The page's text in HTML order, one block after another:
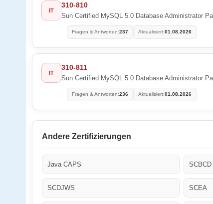
IT
310-810
Sun Certified MySQL 5.0 Database Administrator
Fragen & Antworten:237 Aktualisiert:01.08.2026
IT
310-811
Sun Certified MySQL 5.0 Database Administrator
Fragen & Antworten:236 Aktualisiert:01.08.2026
Andere Zertifizierungen
Java CAPS SCBCD
SCDJWS SCEA